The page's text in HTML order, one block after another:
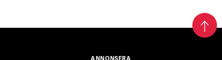
ANNONSERA